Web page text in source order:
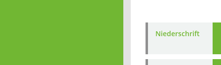
Niederschrift